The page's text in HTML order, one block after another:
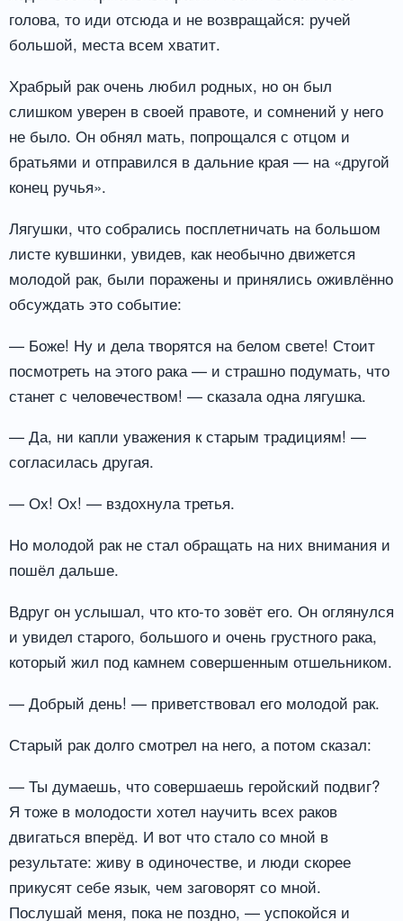
голова, то иди отсюда и не возвращайся: ручей
большой, места всем хватит.
Храбрый рак очень любил родных, но он был
слишком уверен в своей правоте, и сомнений у него
не было. Он обнял мать, попрощался с отцом и
братьями и отправился в дальние края — на «другой
конец ручья».
Лягушки, что собрались посплетничать на большом
листе кувшинки, увидев, как необычно движется
молодой рак, были поражены и принялись оживлённо
обсуждать это событие:
— Боже! Ну и дела творятся на белом свете! Стоит
посмотреть на этого рака — и страшно подумать, что
станет с человечеством! — сказала одна лягушка.
— Да, ни капли уважения к старым традициям! —
согласилась другая.
— Ох! Ох! — вздохнула третья.
Но молодой рак не стал обращать на них внимания и
пошёл дальше.
Вдруг он услышал, что кто-то зовёт его. Он оглянулся
и увидел старого, большого и очень грустного рака,
который жил под камнем совершенным отшельником.
— Добрый день! — приветствовал его молодой рак.
Старый рак долго смотрел на него, а потом сказал:
— Ты думаешь, что совершаешь геройский подвиг?
Я тоже в молодости хотел научить всех раков
двигаться вперёд. И вот что стало со мной в
результате: живу в одиночестве, и люди скорее
прикусят себе язык, чем заговорят со мной.
Послушай меня, пока не поздно, — успокойся и